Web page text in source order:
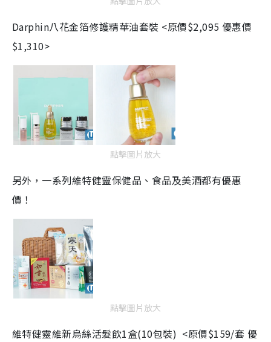
Darphin八花金箔修護精華油套裝 <原價$2,095 優惠價
$1,310>
點擊圖片放大
另外，一系列維特健靈保健品、食品及美酒都有優惠
價！
點擊圖片放大
維特健靈維新烏絲活髮飲1盒(10包裝) <原價$159/套 優